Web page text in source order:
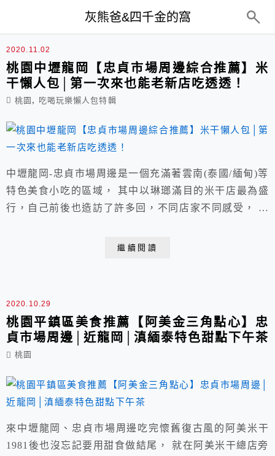
灰熊爸&四千金的窩
龍岡
2020.11.02
桃園中壢龍岡【忠貞市場周邊綜合推薦】米
干懶人包│第一次來也能老新店吃透透！
桃園 , 吃喝玩樂懶人包特輯
中壢龍岡-忠貞市場周邊是一個充滿著雲南(泰國/緬甸)等
特色美食小吃的區域， 其中以琳瑯滿目的米干店最為盛
行，自己前後也造訪了許多回，不同店家不同感受， 這
介紹，讓人第一回來就不遺漏。
繼續閱讀
2020.10.29
桃園平鎮區美食推薦【阿美金三角點心】忠
貞市場周邊│近龍岡│滇緬泰特色甜點下午茶
桃園
來中壢龍岡、忠貞市場周邊吃完懷舊復古風的阿美米干
1981後也沒忘記要用甜食做結尾， 就在阿美米干總店旁